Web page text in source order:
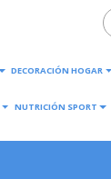
DECORACIÓN HOGAR
NUTRICIÓN SPORT